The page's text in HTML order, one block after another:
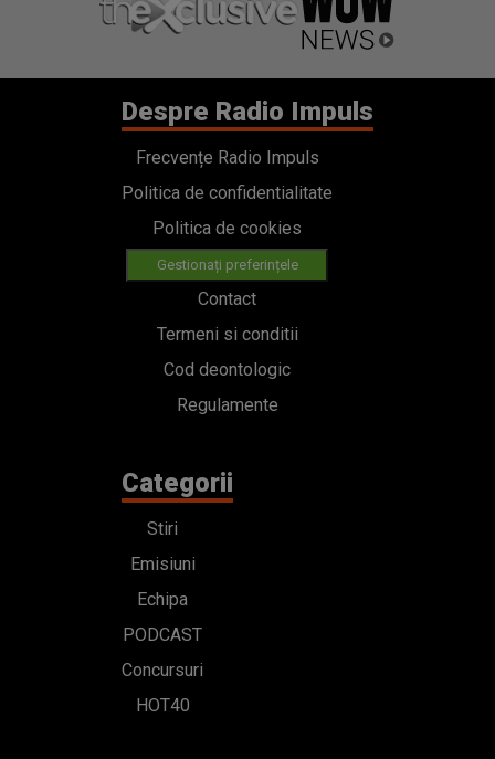
Despre Radio Impuls
Frecvențe Radio Impuls
Politica de confidentialitate
Politica de cookies
Gestionați preferințele
Contact
Termeni si conditii
Cod deontologic
Regulamente
Categorii
Stiri
Emisiuni
Echipa
PODCAST
Concursuri
HOT40